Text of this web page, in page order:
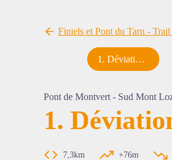
Finiels et Pont du Tarn - Trail
1 . Déviation temporaire du GR®7
Pont de Montvert - Sud Mont
1.
7,3km +76m